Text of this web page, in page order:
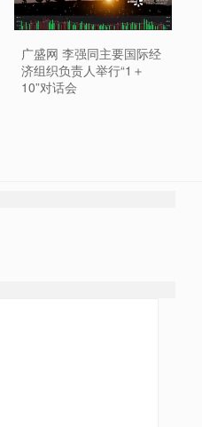
广盛网 李强同主要国际经
济组织负责人举行“1＋
10”对话会